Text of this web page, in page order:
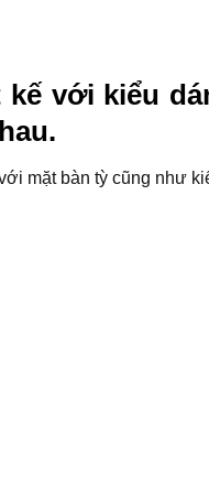
với kiểu
mặt bàn tỳ cũng như